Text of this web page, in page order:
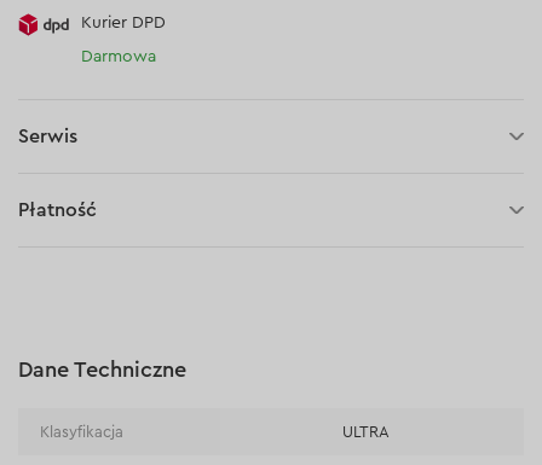
Kurier DPD
Darmowa
Serwis
Płatność
Płatność na rachunek bieżący (przelew tradycyjny)
Dane Techniczne
Klasyfikacja ULTRA